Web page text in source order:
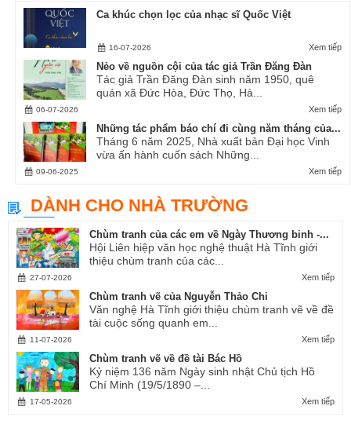
Ca khúc chọn lọc của nhạc sĩ Quốc Việt
Xem tiếp
16-07-2026
Nẻo về nguồn cội của tác giả Trần Đăng Đàn
Tác giả Trần Đăng Đàn sinh năm 1950, quê
quán xã Đức Hòa, Đức Thọ, Hà...
Xem tiếp
06-07-2026
Những tác phẩm báo chí đi cùng năm tháng của...
Tháng 6 năm 2025, Nhà xuất bản Đại học Vinh
vừa ấn hành cuốn sách Những...
Xem tiếp
09-06-2025
DÀNH CHO NHÀ TRƯỜNG
Chùm tranh của các em về Ngày Thương binh -...
Hội Liên hiệp văn học nghệ thuật Hà Tĩnh giới
thiệu chùm tranh của các...
Xem tiếp
27-07-2026
Chùm tranh vẽ của Nguyễn Thảo Chi
Văn nghệ Hà Tĩnh giới thiệu chùm tranh vẽ về đề
tài cuộc sống quanh em...
Xem tiếp
11-07-2026
Chùm tranh vẽ về đề tài Bác Hồ
Kỷ niệm 136 năm Ngày sinh nhật Chủ tịch Hồ
Chí Minh (19/5/1890 –...
Xem tiếp
17-05-2026